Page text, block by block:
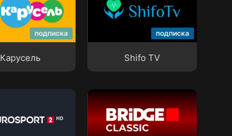
подписка
Карусель
подписка
Shifo TV